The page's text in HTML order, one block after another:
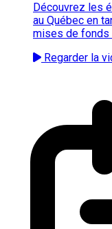
Découvrez les
au Québec en
mises de fonds
Regarder la